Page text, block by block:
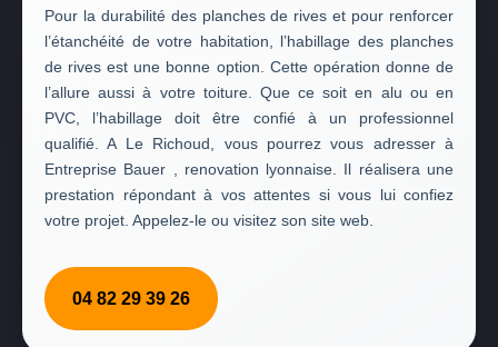
Pour la durabilité des planches de rives et pour renforcer
l’étanchéité de votre habitation, l’habillage des planches
de rives est une bonne option. Cette opération donne de
l’allure aussi à votre toiture. Que ce soit en alu ou en
PVC, l’habillage doit être confié à un professionnel
qualifié. A Le Richoud, vous pourrez vous adresser à
Entreprise Bauer , renovation lyonnaise. Il réalisera une
prestation répondant à vos attentes si vous lui confiez
votre projet. Appelez-le ou visitez son site web.
04 82 29 39 26